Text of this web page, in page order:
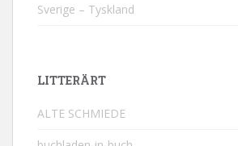
Sverige – Tyskland
LITTERÄRT
ALTE SCHMIEDE